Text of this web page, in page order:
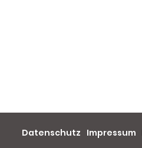
Datenschutz Impressum